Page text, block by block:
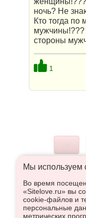
ночь? Не
Кто тогда
мужчины!???
стороны
1
|<
Что
Мы используем
Во время
«Sitelove.ru» вы
cookie-файлов и
персональные
метрических